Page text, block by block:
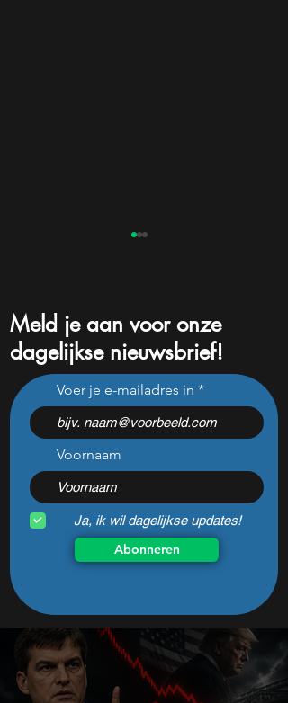
Met weinig geld beleggen
in vastgoed, zo bouw je
een vastgoedportefeuille
Meld je aan voor onze
dagelijkse nieuwsbrief!
Voer je e-mailadres in
Voornaam
Ja, ik wil dagelijkse updates!
Abonneren